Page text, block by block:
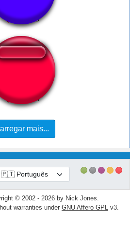
ket ket ket
mais...
© 2002 - 2026 by Nick Jones.
warranties under GNU Affero GPL v3.